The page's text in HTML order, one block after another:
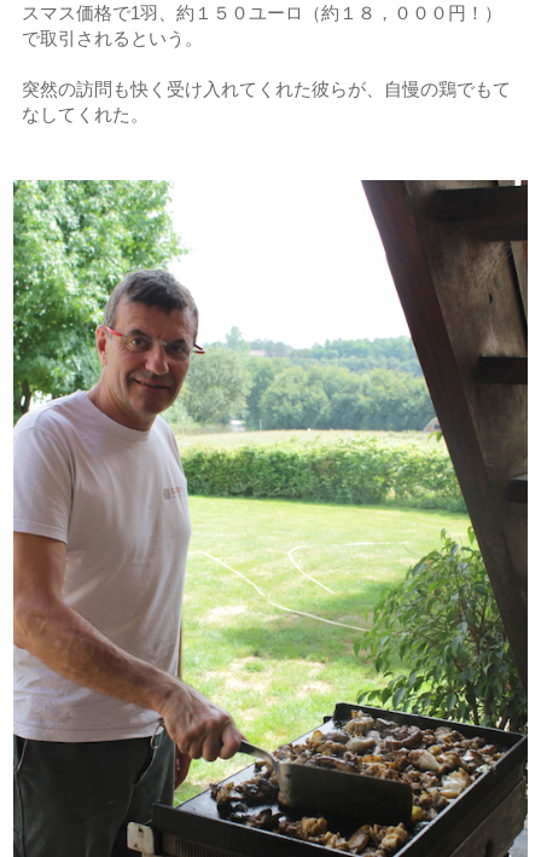
スマス価格で1羽、約１５０ユーロ（約１８，０００円！）
で取引されるという。
突然の訪問も快く受け入れてくれた彼らが、自慢の鶏でもて
なしてくれた。